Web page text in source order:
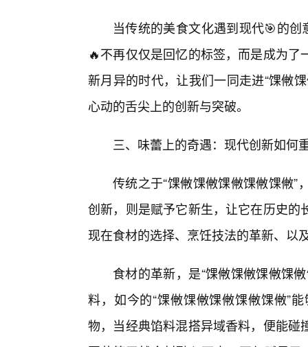
当传统的美食文化遇到现代🎯的
🔥不再仅仅是回忆的标签，而是成为
新月异的时代，让我们一同走进“馃敒
心动的舌尖上的创新与突破。
三、味蕾上的奇遇：现代创新如何
传统之于“馃敒馃敒馃敒馃敒馃敒
创新，则是赋予它新生，让它在历史
现在食材的选择、烹饪技法的革新、以
食材的革新，是“馃敒馃敒馃敒馃
料，如今的“馃敒馃敒馃敒馃敒馃敒”
物，当经典馅料混搭异域香料，便能